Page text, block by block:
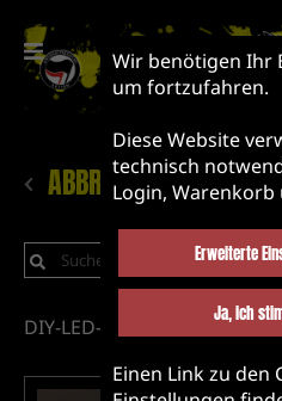
ABBRUCH! NEUHEITEN
DIY-LED-Lampen
Wir benötigen Ihr
um fortzufahren.
Diese Website
technisch
Login, Warenkorb
Erweiterte
Ja, ich
Einen Link zu den